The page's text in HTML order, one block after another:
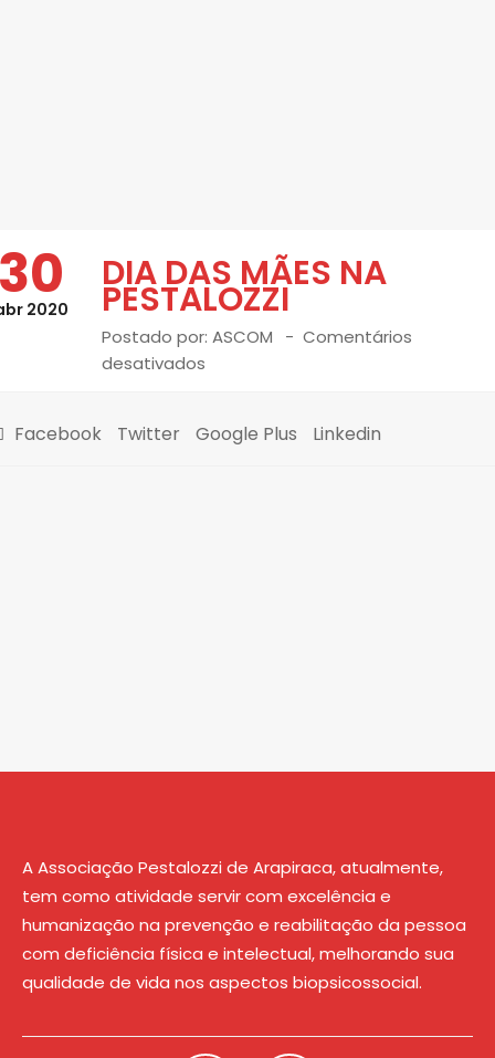
2020
DIA DAS MÃES NA
PESTALOZZI
Postado por: ASCOM
Comentários
desativados
Facebook Twitter Google Plus Linkedin
A Associação Pestalozzi de Arapiraca, atualmente,
tem como atividade servir com excelência e
humanização na prevenção e reabilitação da pessoa
com deficiência física e intelectual, melhorando sua
qualidade de vida nos aspectos biopsicossocial.